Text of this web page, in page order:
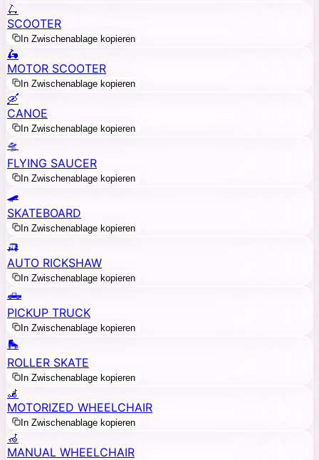
🛴
SCOOTER
In Zwischenablage kopieren
🛵
MOTOR SCOOTER
In Zwischenablage kopieren
🛶
CANOE
In Zwischenablage kopieren
🛸
FLYING SAUCER
In Zwischenablage kopieren
🛹
SKATEBOARD
In Zwischenablage kopieren
🛺
AUTO RICKSHAW
In Zwischenablage kopieren
🛻
PICKUP TRUCK
In Zwischenablage kopieren
🛼
ROLLER SKATE
In Zwischenablage kopieren
🦼
MOTORIZED WHEELCHAIR
In Zwischenablage kopieren
🦽
MANUAL WHEELCHAIR